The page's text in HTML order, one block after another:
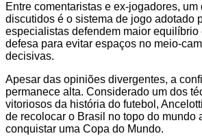
Entre comentaristas e ex-jogadores,
discutidos é o sistema de jogo adotado
especialistas defendem maior equilíbrio
defesa para evitar espaços no meio-
decisivas.
Apesar das opiniões divergentes, a
permanece alta. Considerado um dos
vitoriosos da história do futebol,
de recolocar o Brasil no topo do mundo
conquistar uma Copa do Mundo.